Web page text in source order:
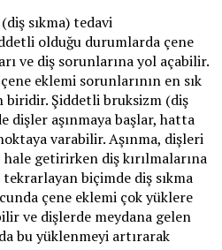
sıkma) tedavi
olduğu durumlarda çene
ve diş sorunlarına yol açabilir.
eklemi sorunlarının en sık
biridir. Şiddetli bruksizm (diş
dişler aşınmaya başlar, hatta
varabilir. Aşınma, dişleri
hale getirirken diş kırılmalarına
biçimde diş sıkma
çene eklemi çok yüklere
ve dişlerde meydana gelen
bu yüklenmeyi artırarak